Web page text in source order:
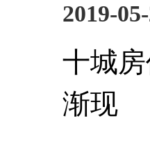
2019-
十城
渐现